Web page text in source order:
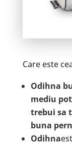
Care este
Odihna
mediu
trebui sa
buna
Odihna